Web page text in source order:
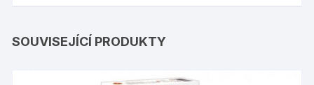
SOUVISEJÍCÍ PRODUKTY